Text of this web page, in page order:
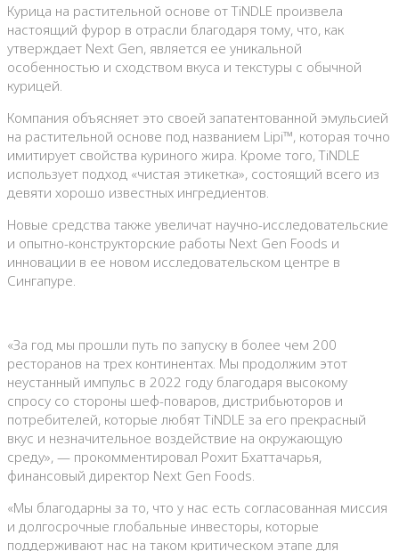
Курица на растительной основе от TiNDLE произвела
настоящий фурор в отрасли благодаря тому, что, как
утверждает Next Gen, является ее уникальной
особенностью и сходством вкуса и текстуры с обычной
курицей.
Компания объясняет это своей запатентованной эмульсией
на растительной основе под названием Lipi™, которая точно
имитирует свойства куриного жира. Кроме того, TiNDLE
использует подход «чистая этикетка», состоящий всего из
девяти хорошо известных ингредиентов.
Новые средства также увеличат научно-исследовательские
и опытно-конструкторские работы Next Gen Foods и
инновации в ее новом исследовательском центре в
Сингапуре.
«За год мы прошли путь по запуску в более чем 200
ресторанов на трех континентах. Мы продолжим этот
неустанный импульс в 2022 году благодаря высокому
спросу со стороны шеф-поваров, дистрибьюторов и
потребителей, которые любят TiNDLE за его прекрасный
вкус и незначительное воздействие на окружающую
среду», — прокомментировал Рохит Бхаттачарья,
финансовый директор Next Gen Foods.
«Мы благодарны за то, что у нас есть согласованная миссия
и долгосрочные глобальные инвесторы, которые
поддерживают нас на таком критическом этапе для